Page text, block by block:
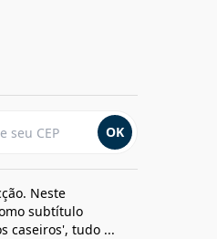
OK
Neste
subtítulo
caseiros', tudo ...